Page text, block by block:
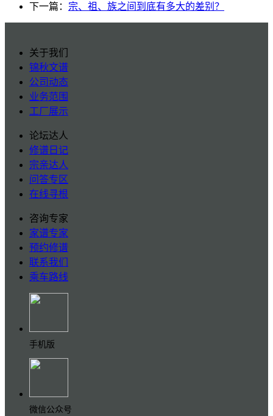
下一篇： 宗、祖、族之间到底有多大的差别？
关于我们
锦秋文谱
公司动态
业务范围
工厂展示
论坛达人
修谱日记
宗亲达人
问答专区
在线寻根
咨询专家
家谱专家
预约修谱
联系我们
乘车路线
手机版
微信公众号